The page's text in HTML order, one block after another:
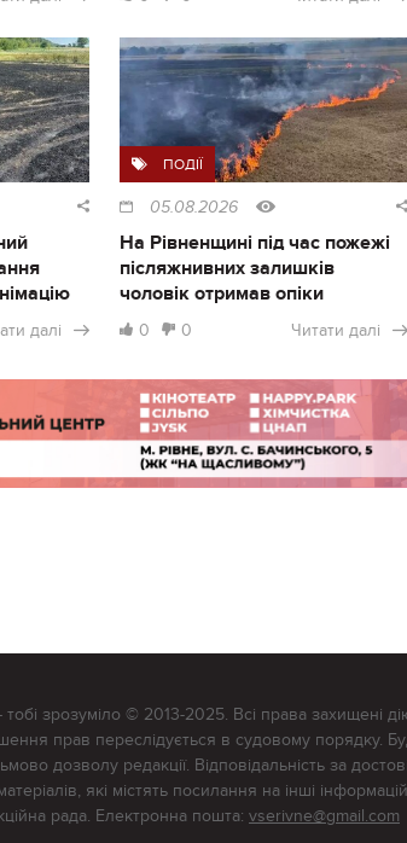
далі
ПОДІЇ
05.08.2026
На Рівненщині під час пожежі
післяжнивних залишків
чоловік отримав опіки
0 0 Читати далі
тобі зрозуміло © 2013-2025. Всі права захищені
прав переслідується в судовому порядку.
дозволу редакції. Відповідальність за
які містять посилання на інші
рада. Електронна пошта: vserivne@gmail.com